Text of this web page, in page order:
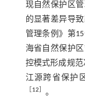
现自然保护区
的显著差异导
管理条例》第
海省自然保护
控模式形成规范
江源跨省保护
12 。